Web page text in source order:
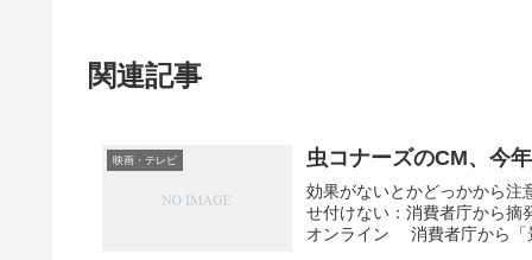
関連記事
映画・テレビ 虫コナーズのCM、今
効果がないとかどっかから
せ付けない：消費者庁から摘
オンライン 消費者庁から「